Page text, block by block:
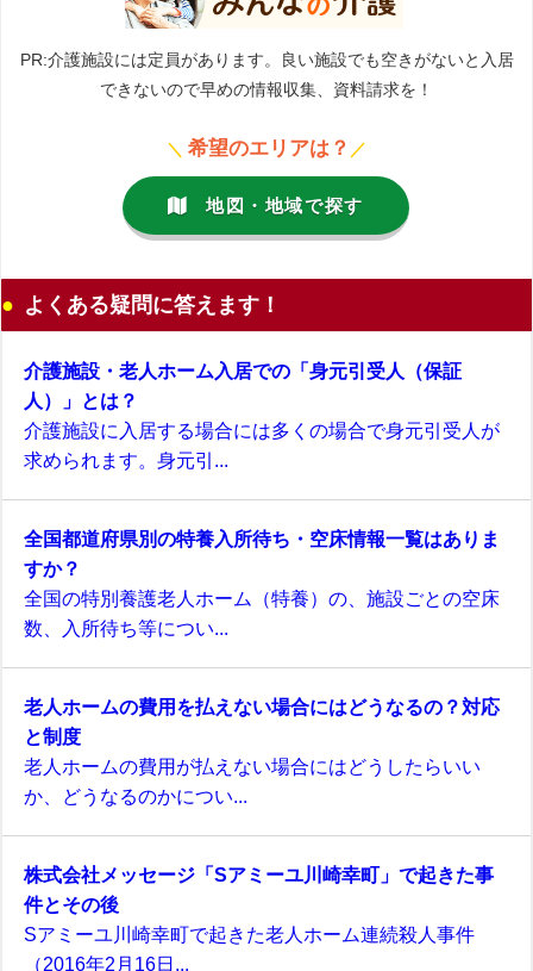
PR:介護施設には定員があります。良い施設でも空きがないと入居
できないので早めの情報収集、資料請求を！
＼ 希望のエリアは？ ／
地図・地域で探す
よくある疑問に答えます！
介護施設・老人ホーム入居での「身元引受人（保証
人）」とは？
介護施設に入居する場合には多くの場合で身元引受人が
求められます。身元引...
全国都道府県別の特養入所待ち・空床情報一覧はありま
すか？
全国の特別養護老人ホーム（特養）の、施設ごとの空床
数、入所待ち等につい...
老人ホームの費用を払えない場合にはどうなるの？対応
と制度
老人ホームの費用が払えない場合にはどうしたらいい
か、どうなるのかについ...
株式会社メッセージ「Sアミーユ川崎幸町」で起きた事
件とその後
Sアミーユ川崎幸町で起きた老人ホーム連続殺人事件
（2016年2月16日...